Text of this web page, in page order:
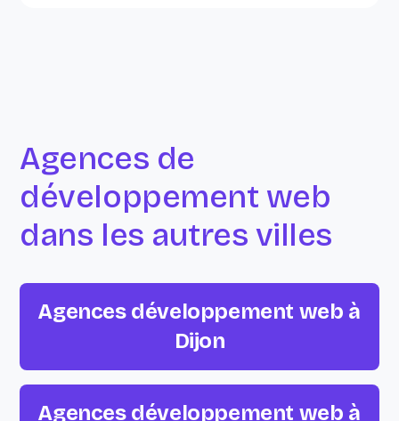
Agences de
développement web
dans les autres villes
Agences développement web à
Dijon
Agences développement web à